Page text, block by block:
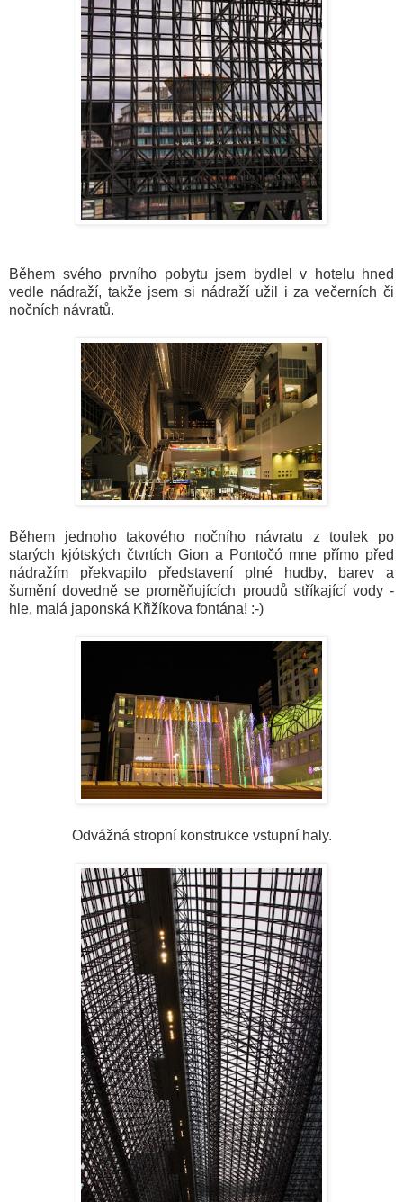
Během svého prvního pobytu jsem bydlel v hotelu hned
vedle nádraží, takže jsem si nádraží užil i za večerních či
nočních návratů.
Během jednoho takového nočního návratu z toulek po
starých kjótských čtvrtích Gion a Pontočó mne přímo před
nádražím překvapilo představení plné hudby, barev a
šumění dovedně se proměňujících proudů stříkající vody -
hle, malá japonská Křižíkova fontána! :-)
Odvážná stropní konstrukce vstupní haly.